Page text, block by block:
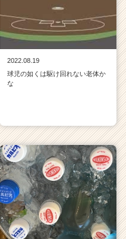
2022.08.19
球児の如くは駆け回れない老体か
な